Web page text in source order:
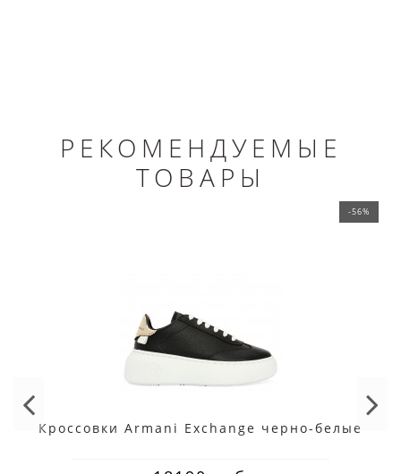
РЕКОМЕНДУЕМЫЕ
ТОВАРЫ
-56%
Кроссовки Armani Exchange черно-белые